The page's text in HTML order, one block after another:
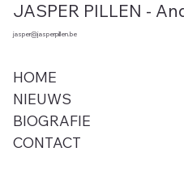
Leegstand voor site
Woumen vanaf 1
JASPER PILLEN -
jasper@jasperpillen.be
HOME
NIEUWS
BIOGRAFIE
CONTACT